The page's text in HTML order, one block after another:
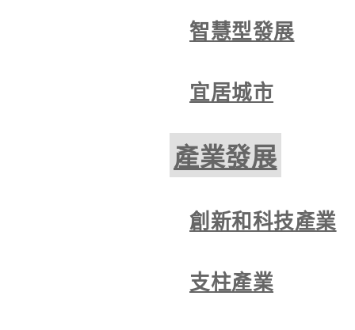
智慧型發展
宜居城市
產業發展
創新和科技產業
支柱產業